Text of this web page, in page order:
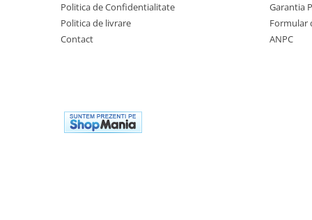
Politica de Confidentialitate
Politica de livrare
Contact
Garantia
Formular
ANPC